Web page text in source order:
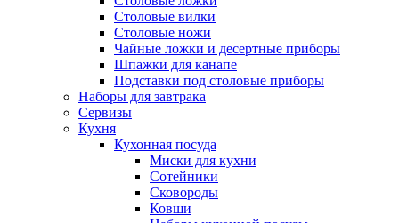
Столовые вилки
Столовые ножи
Чайные ложки и десертные приборы
Шпажки для канапе
Подставки под столовые приборы
Наборы для завтрака
Сервизы
Кухня
Кухонная посуда
Миски для кухни
Сотейники
Сковороды
Ковши